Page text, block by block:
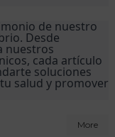
de nuestro
Desde
nuestros
cada artículo
soluciones
salud y promover
More